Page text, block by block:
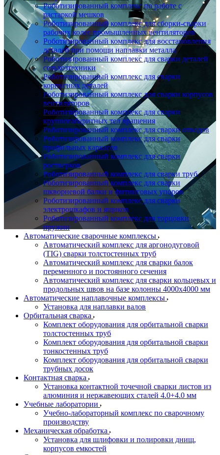
Роботизированный комплекс по работе с
растаркой мешков
Роботизированный комплекс для сборки-сварки
рабочих колес промышленных вентиляторов
Роботизированный комплекс для восстановления
деталей при помощи наплавки металла
Роботизированный комплекс для сварки деталей
сельхозтехники
Роботизированный комплекс для сварки
корпусных деталей
Роботизированный комплекс для сварки корпусов
вентиляторов
Роботизированный комплекс для сварки
крупногабаритных тел вращения
Роботизированный комплекс для сварки отводов
Роботизированный комплекс для сварки
профильных каркасов
Роботизированный комплекс для сварки
ростверков
Роботизированный комплекс для сварки труб
Роботизированный комплекс для сварки
шкворневой балки и фитинговых упоров
Роботизированный комплекс для сварки
электрошкафов и ящиков
Роботизированный комплекс для торцовки
пружин
Автоматические сварочные комплексы
Автоматический комплекс для аргонодуговой
(TIG) сварки толстостенных труб
Автоматический комплекс для сварки балок
переменного и постоянного сечения
Автоматический комплекс для сварки кольцевых и
продольных швов на базе колонны 4000x4000 мм
Автоматические наплавочные комплексы
Установка для наплавки валов
Орбитальная сварка
Комплект оборудования для орбитальной сварки
толстостенных труб
Комплект оборудования для орбитальной сварки
тонкостенных труб
Комплект оборудования для орбитальной сварки
трубных досок
Контактная сварка
Установка контактной точечной сварки листов из
алюминия и нержавеющих сталей 4.0+4.0 мм
Учебные лаборатории
Учебно-лабораторный комплекс по сварочному
производству
Механическая обработка
Установка для шлифовки и полировки днищ,
корпусов емкостей